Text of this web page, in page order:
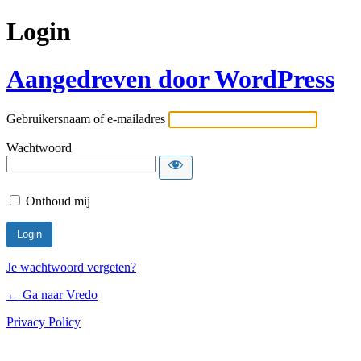
Login
Aangedreven door WordPress
Gebruikersnaam of e-mailadres
Wachtwoord
Onthoud mij
Je wachtwoord vergeten?
← Ga naar Vredo
Privacy Policy